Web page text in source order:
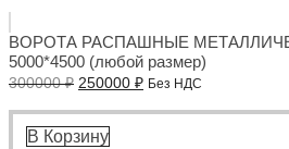
ВОРОТА РАСПАШНЫЕ
5000*4500 (любой размер)
300000₽ Первоначальная
составляла
300000 ₽.
250000 ₽Текущая
250000 ₽.
Без НДС
В Корзину